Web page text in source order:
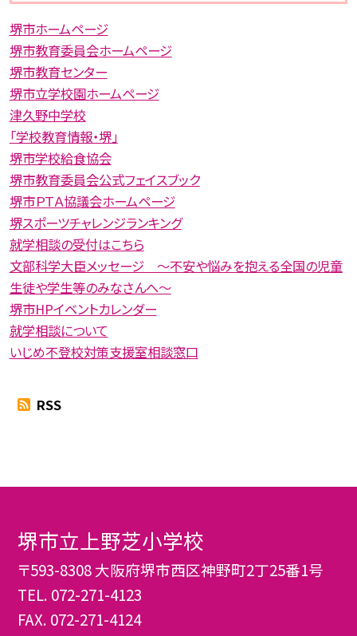
堺市ホームページ
堺市教育委員会ホームページ
堺市教育センター
堺市立学校園ホームページ
津久野中学校
「学校教育情報・堺」
堺市学校給食協会
堺市教育委員会公式フェイスブック
堺市ＰＴＡ協議会ホームページ
堺スポーツチャレンジランキング
就学相談の受付はこちら
文部科学大臣メッセージ 〜不安や悩みを抱える全国の児童
生徒や学生等のみなさんへ〜
堺市HPイベントカレンダー
就学相談について
いじめ不登校対策支援室相談窓口
RSS
堺市立上野芝小学校
〒593-8308 大阪府堺市西区神野町2丁25番1号
TEL. 072-271-4123
FAX. 072-271-4124